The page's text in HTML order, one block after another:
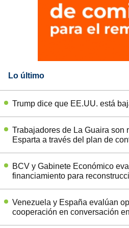
Lo último
Trump dice que EE.UU. está
Trabajadores de La Guaira son
Esparta a través del plan de
BCV y Gabinete Económico
financiamiento para
Venezuela y España evalúan
cooperación en conversación